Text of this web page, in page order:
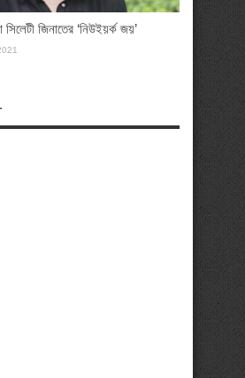
সিলেটী জিনাতের ‘নিউইয়র্ক জয়’